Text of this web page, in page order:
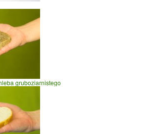
gruboziarnistego